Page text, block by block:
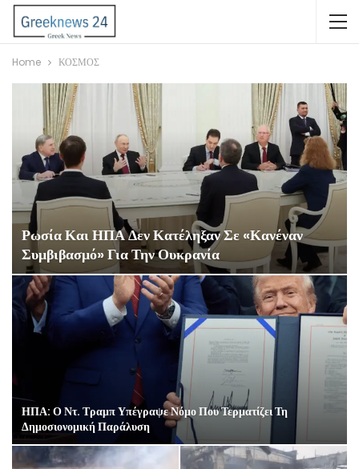
Home ΚΟΣΜΟΣ
Ρωσία Και ΗΠΑ Δεν Κατέληξαν Σε «κανέναν
Συμβιβασμό» Για Την Ουκρανία
ΗΠΑ: Ο Ντ. Τραμπ Υπέγραψε Νόμο Που Τερματίζει Τη
Δημοσιονομική Παράλυση